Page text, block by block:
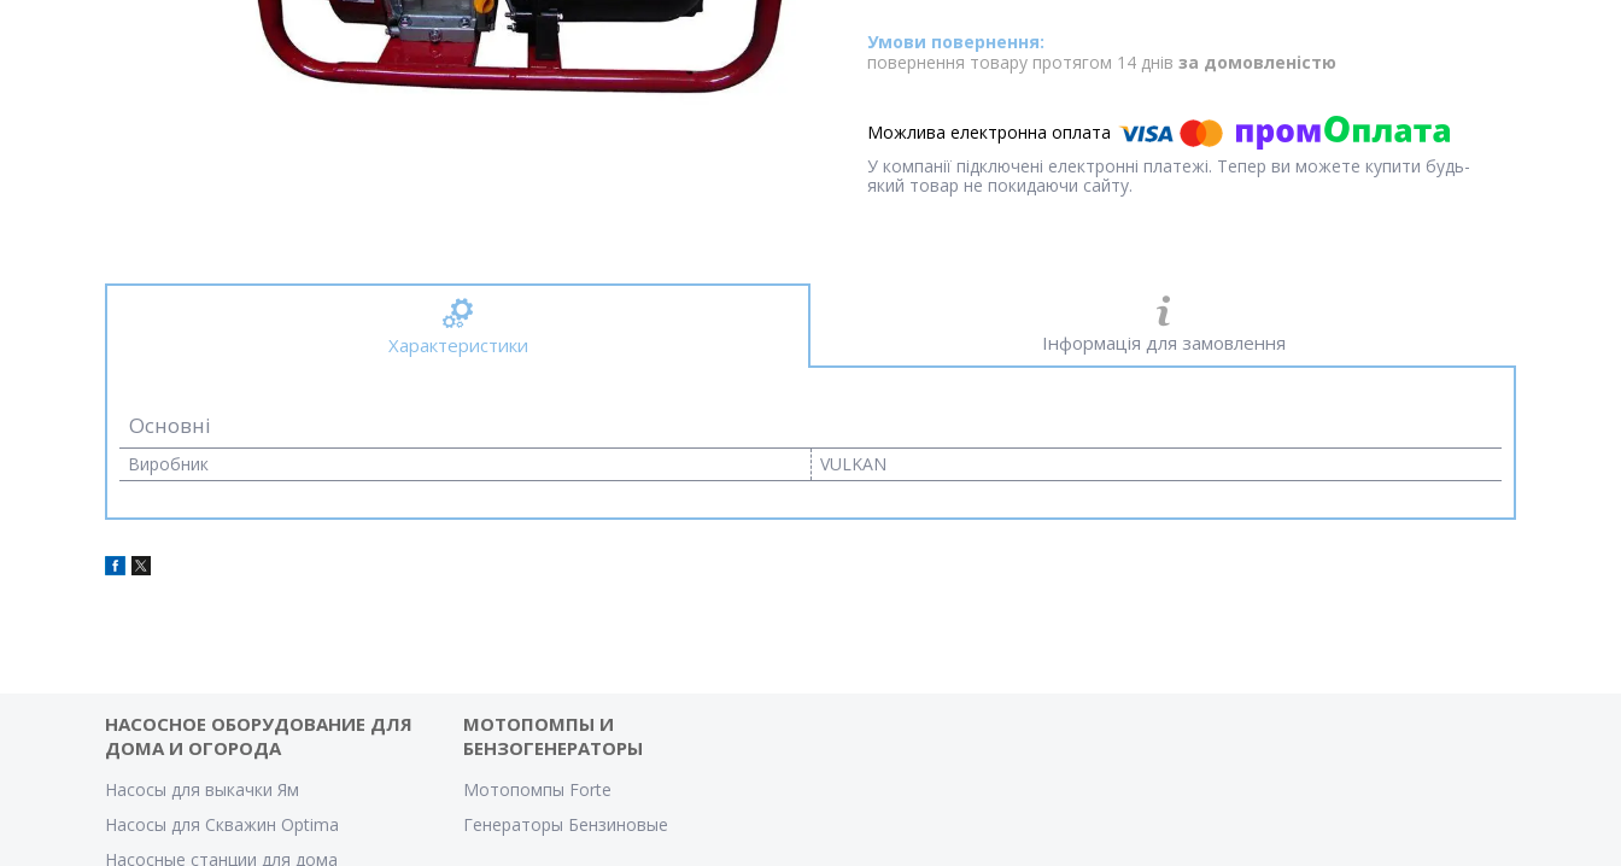
повернення товару протягом 14 днів за домовленістю
У компанії підключені електронні платежі. Тепер ви можете купити будь-
який товар не покидаючи сайту.
Характеристики Інформація для замовлення
Основні
Виробник VULKAN
НАСОСНОЕ ОБОРУДОВАНИЕ ДЛЯ
ДОМА И ОГОРОДА
Насосы для выкачки Ям
Насосы для Скважин Optima
Насосные станции для дома
МОТОПОМПЫ И
БЕНЗОГЕНЕРАТОРЫ
Мотопомпы Forte
Генераторы Бензиновые